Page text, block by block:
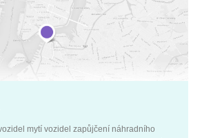
mytí vozidel zapůjčení náhradního